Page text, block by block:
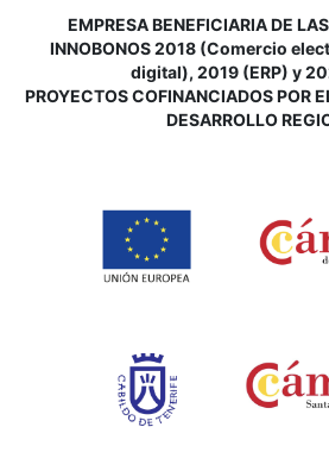
EMPRESA BENEFICIARIA DE
INNOBONOS 2018 (Comercio
digital), 2019 (ERP) y
PROYECTOS COFINANCIADOS POR
DESARROLLO